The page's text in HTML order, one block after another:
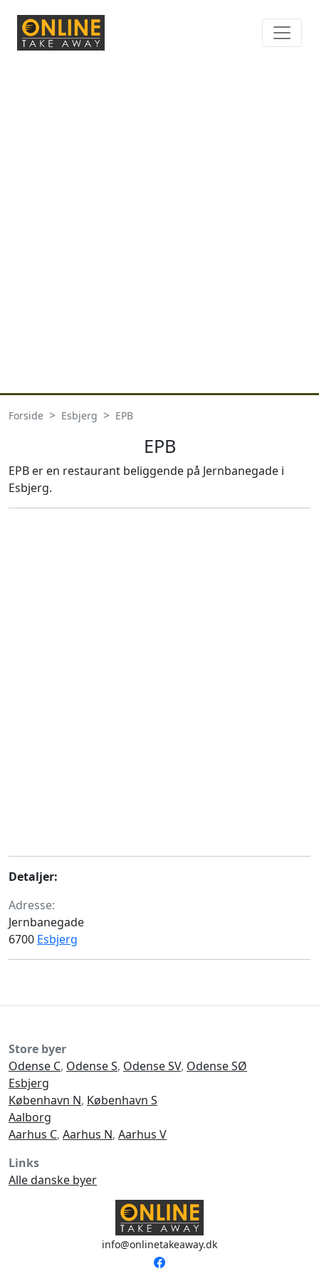
Forside Esbjerg EPB
EPB
EPB er en restaurant beliggende på Jernbanegade i
Esbjerg.
Detaljer:
Adresse:
Jernbanegade
6700 Esbjerg
Store byer
Odense C, Odense S, Odense SV, Odense SØ
Esbjerg
København N, København S
Aalborg
Aarhus C, Aarhus N, Aarhus V
Links
Alle danske byer
info@onlinetakeaway.dk